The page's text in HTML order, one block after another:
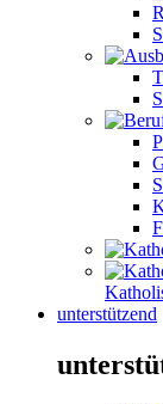
unterstützend